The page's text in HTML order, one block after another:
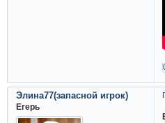
Элина77(запасной игрок)
Егерь